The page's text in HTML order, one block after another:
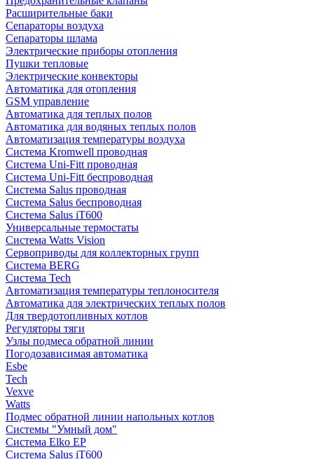
Расширительные баки
Сепараторы воздуха
Сепараторы шлама
Электрические приборы отопления
Пушки тепловые
Электрические конвекторы
Автоматика для отопления
GSM управление
Автоматика для теплых полов
Автоматика для водяных теплых полов
Автоматизация температуры воздуха
Система Kromwell проводная
Система Uni-Fitt проводная
Система Uni-Fitt беспроводная
Система Salus проводная
Система Salus беспроводная
Система Salus iT600
Универсальные термостаты
Система Watts Vision
Сервоприводы для коллекторных групп
Система BERG
Система Tech
Автоматизация температуры теплоносителя
Автоматика для электрических теплых полов
Для твердотопливных котлов
Регуляторы тяги
Узлы подмеса обратной линии
Погодозависимая автоматика
Esbe
Tech
Vexve
Watts
Подмес обратной линии напольных котлов
Системы "Умный дом"
Система Elko EP
Система Salus iT600